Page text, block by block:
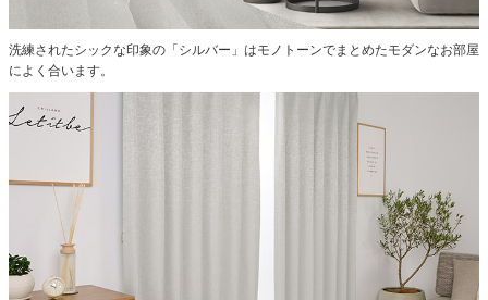
洗練されたシックな印象の「シルバー」はモノトーンでまとめたモダンなお部屋
によく合います。